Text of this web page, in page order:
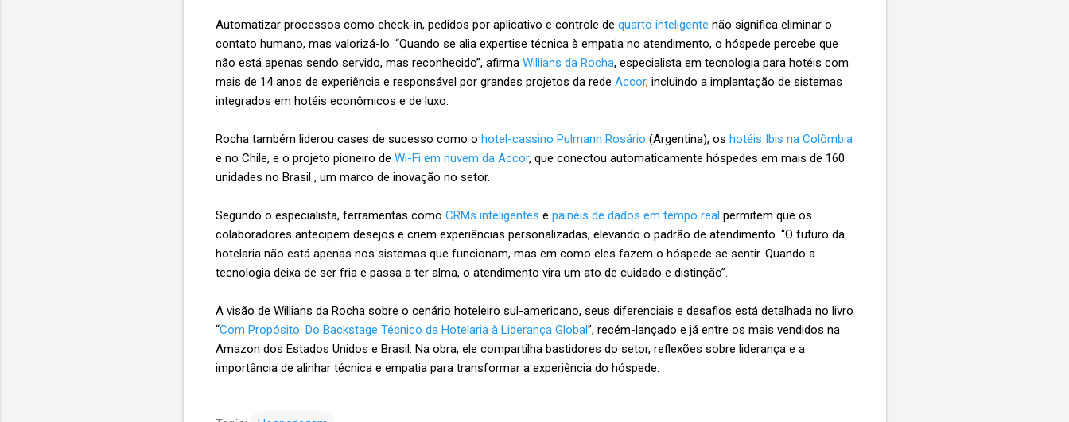
Automatizar processos como check-in, pedidos por aplicativo e controle de quarto inteligente não significa eliminar o
contato humano, mas valorizá-lo. “Quando se alia expertise técnica à empatia no atendimento, o hóspede percebe que
não está apenas sendo servido, mas reconhecido”, afirma Willians da Rocha, especialista em tecnologia para hotéis com
mais de 14 anos de experiência e responsável por grandes projetos da rede Accor, incluindo a implantação de sistemas
integrados em hotéis econômicos e de luxo.
Rocha também liderou cases de sucesso como o hotel-cassino Pulmann Rosário (Argentina), os hotéis Ibis na Colômbia
e no Chile, e o projeto pioneiro de Wi-Fi em nuvem da Accor, que conectou automaticamente hóspedes em mais de 160
unidades no Brasil , um marco de inovação no setor.
Segundo o especialista, ferramentas como CRMs inteligentes e painéis de dados em tempo real permitem que os
colaboradores antecipem desejos e criem experiências personalizadas, elevando o padrão de atendimento. “O futuro da
hotelaria não está apenas nos sistemas que funcionam, mas em como eles fazem o hóspede se sentir. Quando a
tecnologia deixa de ser fria e passa a ter alma, o atendimento vira um ato de cuidado e distinção”.
A visão de Willians da Rocha sobre o cenário hoteleiro sul-americano, seus diferenciais e desafios está detalhada no livro
“Com Propósito: Do Backstage Técnico da Hotelaria à Liderança Global”, recém-lançado e já entre os mais vendidos na
Amazon dos Estados Unidos e Brasil. Na obra, ele compartilha bastidores do setor, reflexões sobre liderança e a
importância de alinhar técnica e empatia para transformar a experiência do hóspede.